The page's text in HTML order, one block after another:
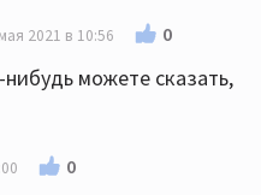
2021 в 10:56 0
можете сказать,
0